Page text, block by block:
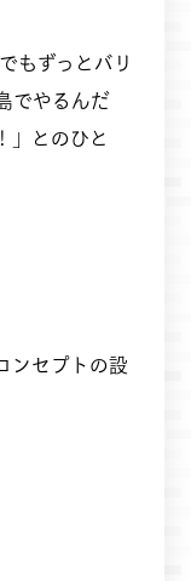
もずっとバリ
でやるんだ
」とのひと
ンセプトの設